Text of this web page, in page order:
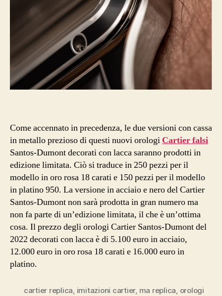
Come accennato in precedenza, le due versioni con cassa
in metallo prezioso di questi nuovi orologi Cartier falsi
Santos-Dumont decorati con lacca saranno prodotti in
edizione limitata. Ciò si traduce in 250 pezzi per il
modello in oro rosa 18 carati e 150 pezzi per il modello
in platino 950. La versione in acciaio e nero del Cartier
Santos-Dumont non sarà prodotta in gran numero ma
non fa parte di un’edizione limitata, il che è un’ottima
cosa. Il prezzo degli orologi Cartier Santos-Dumont del
2022 decorati con lacca è di 5.100 euro in acciaio,
12.000 euro in oro rosa 18 carati e 16.000 euro in
platino.
cartier replica, imitazioni cartier, ma replica, orologi